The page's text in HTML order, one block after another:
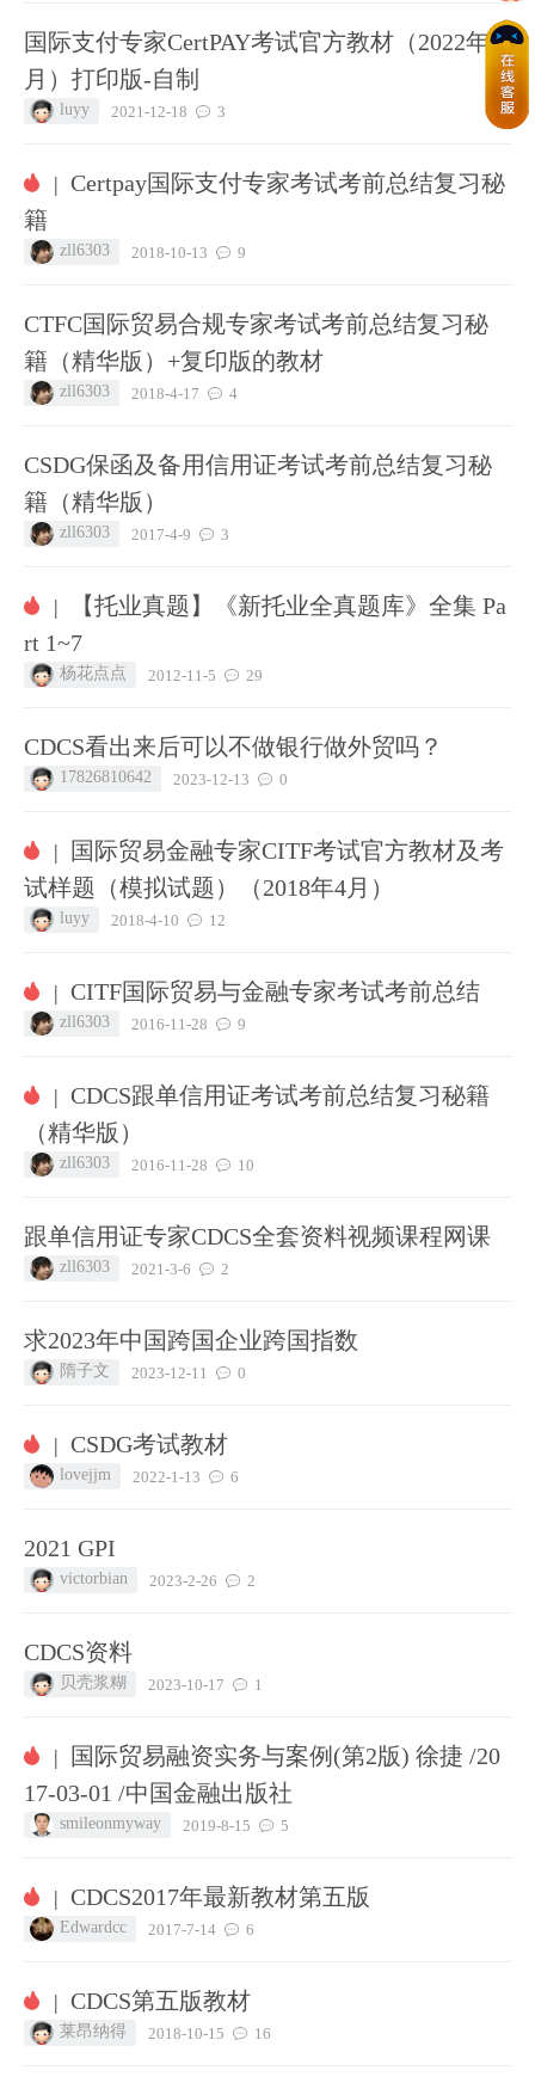
国际支付专家CertPAY考试官方教材（2022年1
月）打印版-自制
luyy 2021-12-18 3
| Certpay国际支付专家考试考前总结复习秘
籍
zll6303 2018-10-13 9
CTFC国际贸易合规专家考试考前总结复习秘
籍（精华版）+复印版的教材
zll6303 2018-4-17 4
CSDG保函及备用信用证考试考前总结复习秘
籍（精华版）
zll6303 2017-4-9 3
|
【托业真题】《新托业全真题库》全集 Pa
rt 1~7
杨花点点 2012-11-5 29
CDCS看出来后可以不做银行做外贸吗？
17826810642 2023-12-13 0
|
国际贸易金融专家CITF考试官方教材及考
试样题（模拟试题）（2018年4月）
luyy 2018-4-10 12
| CITF国际贸易与金融专家考试考前总结
zll6303 2016-11-28 9
| CDCS跟单信用证考试考前总结复习秘籍
（精华版）
zll6303 2016-11-28 10
跟单信用证专家CDCS全套资料视频课程网课
zll6303 2021-3-6 2
求2023年中国跨国企业跨国指数
隋子文 2023-12-11 0
| CSDG考试教材
lovejjm 2022-1-13 6
2021 GPI
victorbian 2023-2-26 2
CDCS资料
贝壳浆糊 2023-10-17 1
|
国际贸易融资实务与案例(第2版) 徐捷 /20
17-03-01 /中国金融出版社
smileonmyway 2019-8-15 5
| CDCS2017年最新教材第五版
Edwardcc 2017-7-14 6
| CDCS第五版教材
莱昂纳得 2018-10-15 16